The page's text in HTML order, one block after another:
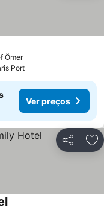
Ömer
Port
Ver preços
Partilhar